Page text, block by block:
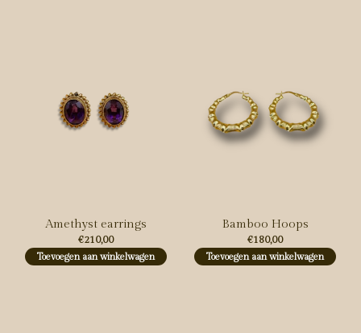
Amethyst earrings
€210,00
Toevoegen aan winkelwagen
Bamboo Hoops
€180,00
Toevoegen aan winkelwagen